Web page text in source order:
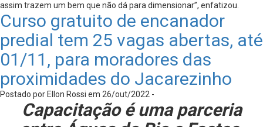
assim trazem um bem que não dá para dimensionar”, enfatizou.
Curso gratuito de encanador
predial tem 25 vagas abertas, até
01/11, para moradores das
proximidades do Jacarezinho
Postado por Ellon Rossi em 26/out/2022 -
Capacitação é uma parceria